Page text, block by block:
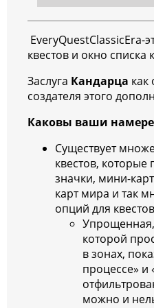
EveryQuestClassicEra-
квестов и окно списка
Заслуга Кандарца как
создателя этого
Каковы ваши
Существует
квестов, которые
значки, мини-
карт мира и так
опций для
Упрощенная,
которой
в зонах,
процессе» и
можно и